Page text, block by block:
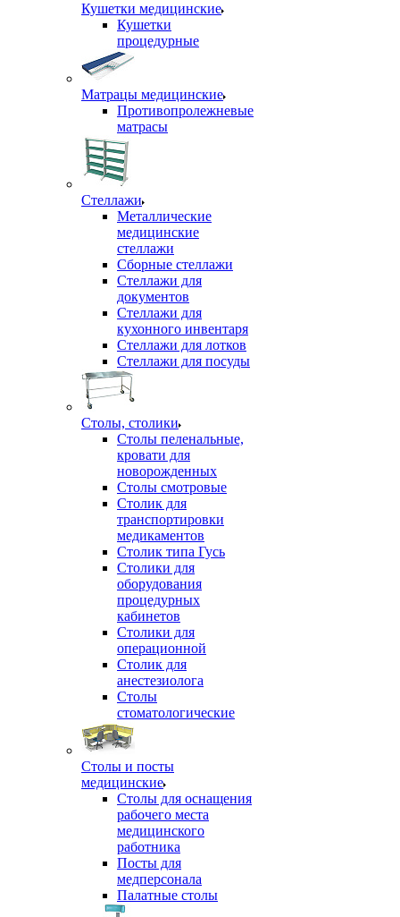
Кушетки медицинские
Кушетки
процедурные
Матрацы медицинские
Противопролежневые
матрасы
Стеллажи
Металлические
медицинские
стеллажи
Сборные стеллажи
Стеллажи для
документов
Стеллажи для
кухонного инвентаря
Стеллажи для лотков
Стеллажи для посуды
Столы, столики
Столы пеленальные,
кровати для
новорожденных
Столы смотровые
Столик для
транспортировки
медикаментов
Столик типа Гусь
Столики для
оборудования
процедурных
кабинетов
Столики для
операционной
Столик для
анестезиолога
Столы
стоматологические
Столы и посты
медицинские
Столы для оснащения
рабочего места
медицинского
работника
Посты для
медперсонала
Палатные столы